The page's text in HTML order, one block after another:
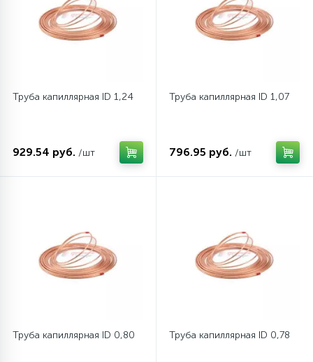
Труба капиллярная ID 1,24
929.54 руб. /шт
Труба капиллярная ID 1,07
796.95 руб. /шт
Труба капиллярная ID 0,80 Труба капиллярная ID 0,78